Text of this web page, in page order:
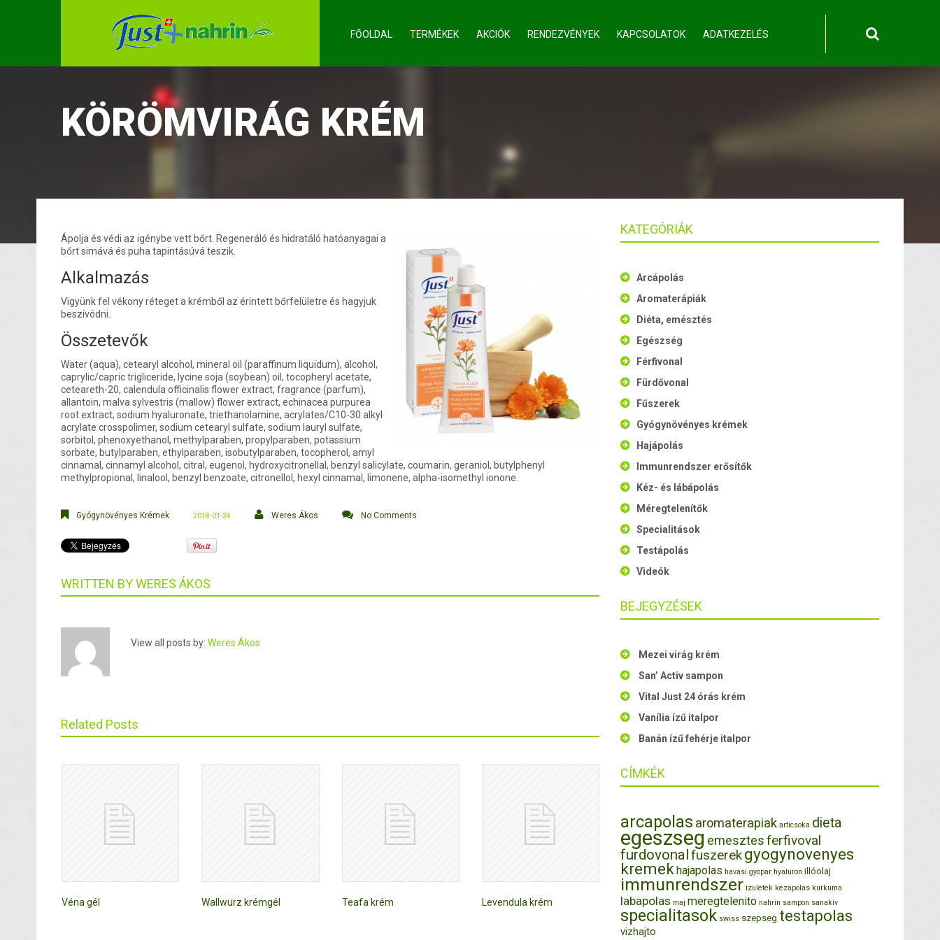
FŐOLDAL TERMÉKEK AKCIÓK RENDEZVÉNYEK KAPCSOLATOK ADATKEZELÉS
KÖRÖMVIRÁG KRÉM
Ápolja és védi az igénybe vett bőrt. Regeneráló és hidratáló hatóanyagai a
bőrt simává és puha tapintásúvá teszik.
Alkalmazás
Vigyünk fel vékony réteget a krémből az érintett bőrfelületre és hagyjuk
beszívódni.
Összetevők
Water (aqua), cetearyl alcohol, mineral oil (paraffinum liquidum), alcohol,
caprylic/capric trigliceride, lycine soja (soybean) oil, tocopheryl acetate,
ceteareth-20, calendula officinalis flower extract, fragrance (parfum),
allantoin, malva sylvestris (mallow) flower extract, echinacea purpurea
root extract, sodium hyaluronate, triethanolamine, acrylates/C10-30 alkyl
acrylate crosspolimer, sodium cetearyl sulfate, sodium lauryl sulfate,
sorbitol, phenoxyethanol, methylparaben, propylparaben, potassium
sorbate, butylparaben, ethylparaben, isobutylparaben, tocopherol, amyl
cinnamal, cinnamyl alcohol, citral, eugenol, hydroxycitronellal, benzyl salicylate, coumarin, geraniol, butylphenyl
methylpropional, linalool, benzyl benzoate, citronellol, hexyl cinnamal, limonene, alpha-isomethyl ionone.
Gyógynövényes Krémek 2018-01-24 Weres Ákos No Comments
WRITTEN BYWERES ÁKOS
View all posts by: Weres Ákos
Related Posts
Véna gél Wallwurz krémgél Teafa krém Levendula krém
KATEGÓRIÁK
Arcápolás
Aromaterápiák
Diéta, emésztés
Egészség
Férfivonal
Fürdővonal
Fűszerek
Gyógynövényes krémek
Hajápolás
Immunrendszer erősítők
Kéz- és lábápolás
Méregtelenítők
Specialitások
Testápolás
Videók
BEJEGYZÉSEK
Mezei virág krém
San’ Activ sampon
Vital Just 24 órás krém
Vanília ízű italpor
Banán ízű fehérje italpor
CÍMKÉK
arcapolas aromaterapiak articsoka dieta
egeszseg emesztesferfivoval
furdovonalfuszerekgyogynovenyes
kremek hajapolas havasi gyopar hyaluron illóolaj
immunrendszer izuletek kezapolas kurkuma
labapolas maj meregtelenito nahrin sampon sanakiv
specialitasok swiss szepseg testapolas
vizhajto